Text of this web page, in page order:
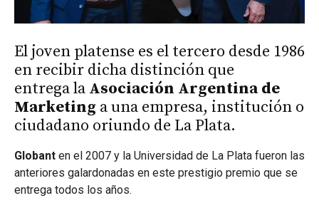
El joven platense es el tercero desde 1986
en recibir dicha distinción que
entrega la Asociación Argentina de
Marketing a una empresa, institución o
ciudadano oriundo de La Plata.
Globant en el 2007 y la Universidad de La Plata fueron las
anteriores galardonadas en este prestigio premio que se
entrega todos los años.